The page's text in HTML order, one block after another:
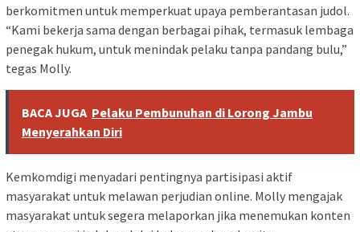
berkomitmen untuk memperkuat upaya pemberantasan judol.
“Kami bekerja sama dengan berbagai pihak, termasuk lembaga
penegak hukum, untuk menindak pelaku tanpa pandang bulu,”
tegas Molly.
BACA JUGA Pelaku Pembunuhan di Lorong Jambu
Menyerahkan Diri
Kemkomdigi menyadari pentingnya partisipasi aktif
masyarakat untuk melawan perjudian online. Molly mengajak
masyarakat untuk segera melaporkan jika menemukan konten